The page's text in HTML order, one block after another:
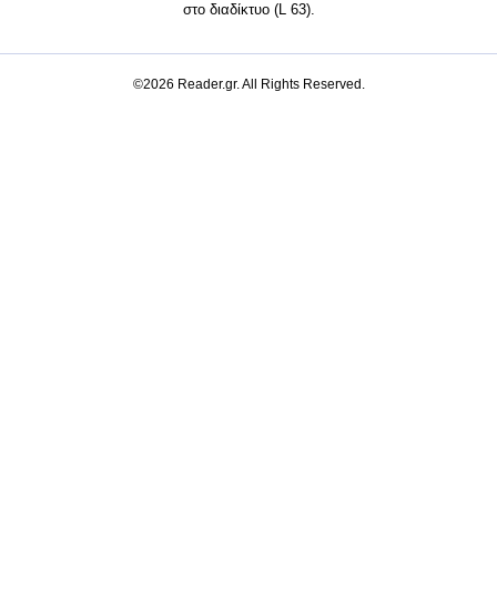
στο διαδίκτυο (L 63).
©2026 Reader.gr. All Rights Reserved.